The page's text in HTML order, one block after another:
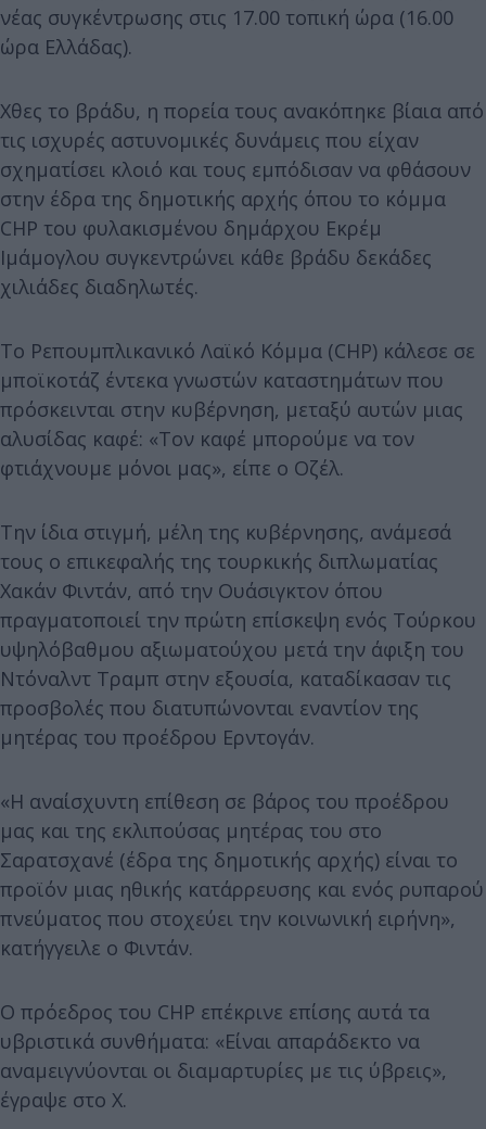
νέας συγκέντρωσης στις 17.00 τοπική ώρα (16.00
ώρα Ελλάδας).
Χθες το βράδυ, η πορεία τους ανακόπηκε βίαια από
τις ισχυρές αστυνομικές δυνάμεις που είχαν
σχηματίσει κλοιό και τους εμπόδισαν να φθάσουν
στην έδρα της δημοτικής αρχής όπου το κόμμα
CHP του φυλακισμένου δημάρχου Εκρέμ
Ιμάμογλου συγκεντρώνει κάθε βράδυ δεκάδες
χιλιάδες διαδηλωτές.
Το Ρεπουμπλικανικό Λαϊκό Κόμμα (CHP) κάλεσε σε
μποϊκοτάζ έντεκα γνωστών καταστημάτων που
πρόσκεινται στην κυβέρνηση, μεταξύ αυτών μιας
αλυσίδας καφέ: «Τον καφέ μπορούμε να τον
φτιάχνουμε μόνοι μας», είπε ο Οζέλ.
Την ίδια στιγμή, μέλη της κυβέρνησης, ανάμεσά
τους ο επικεφαλής της τουρκικής διπλωματίας
Χακάν Φιντάν, από την Ουάσιγκτον όπου
πραγματοποιεί την πρώτη επίσκεψη ενός Τούρκου
υψηλόβαθμου αξιωματούχου μετά την άφιξη του
Ντόναλντ Τραμπ στην εξουσία, καταδίκασαν τις
προσβολές που διατυπώνονται εναντίον της
μητέρας του προέδρου Ερντογάν.
«Η αναίσχυντη επίθεση σε βάρος του προέδρου
μας και της εκλιπούσας μητέρας του στο
Σαρατσχανέ (έδρα της δημοτικής αρχής) είναι το
προϊόν μιας ηθικής κατάρρευσης και ενός ρυπαρού
πνεύματος που στοχεύει την κοινωνική ειρήνη»,
κατήγγειλε ο Φιντάν.
Ο πρόεδρος του CHP επέκρινε επίσης αυτά τα
υβριστικά συνθήματα: «Είναι απαράδεκτο να
αναμειγνύονται οι διαμαρτυρίες με τις ύβρεις»,
έγραψε στο Χ.